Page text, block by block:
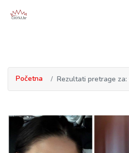
Početna Rezultati pretrage za: